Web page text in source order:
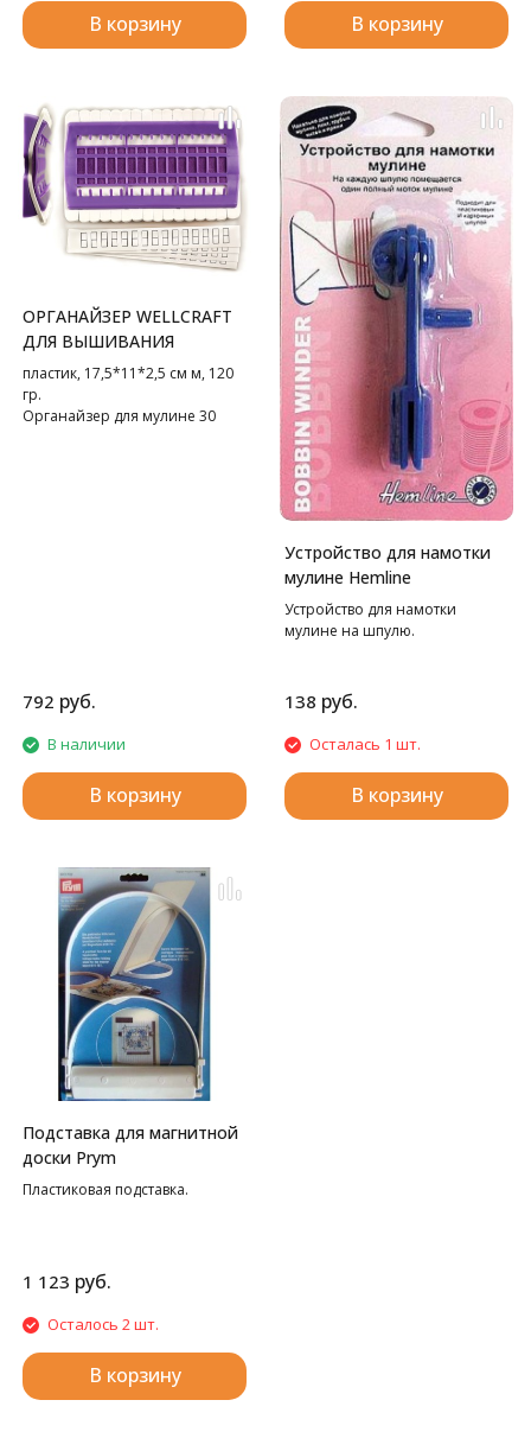
В корзину В корзину
ОРГАНАЙЗЕР WELLCRAFT
ДЛЯ ВЫШИВАНИЯ
пластик, 17,5*11*2,5 см м, 120
гр.
Органайзер для мулине 30
792 руб.
В наличии
В корзину
Устройство для намотки
мулине Hemline
Устройство для намотки
мулине на шпулю.
138 руб.
Осталась 1 шт.
В корзину
Подставка для магнитной
доски Prym
Пластиковая подставка.
1 123 руб.
Осталось 2 шт.
В корзину